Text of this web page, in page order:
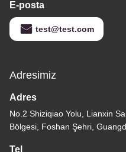
E-posta
test@test.com
Adresimiz
Adres
No.2 Shiziqiao Yolu, Lianxin
Bölgesi, Foshan Şehri,
Tel